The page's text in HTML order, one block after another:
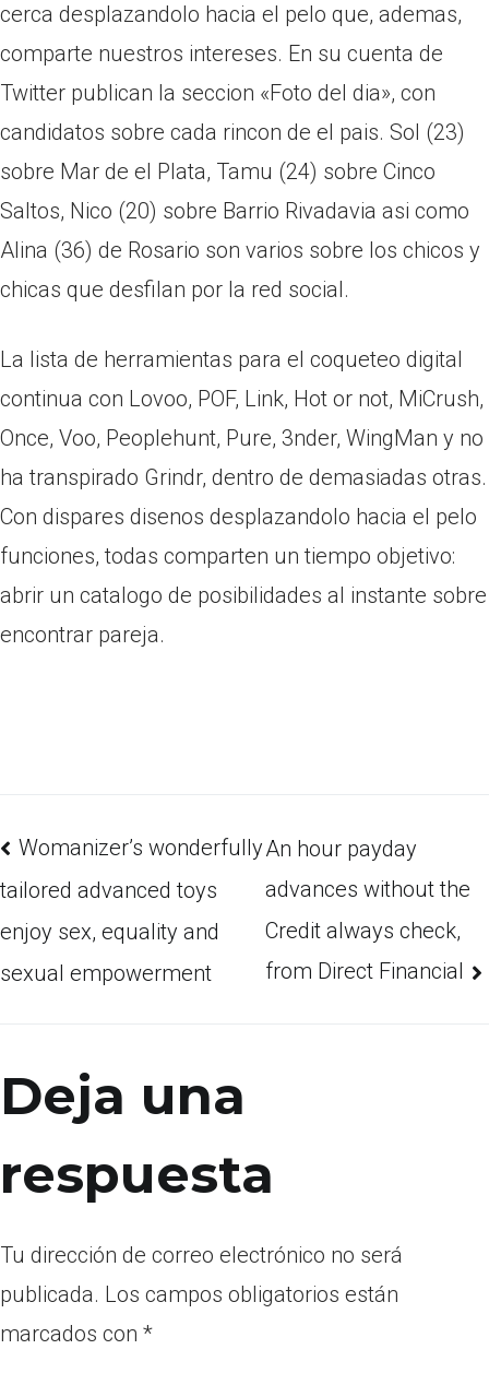
cerca desplazandolo hacia el pelo que, ademas,
comparte nuestros intereses. En su cuenta de
Twitter publican la seccion «Foto del dia», con
candidatos sobre cada rincon de el pais. Sol (23)
sobre Mar de el Plata, Tamu (24) sobre Cinco
Saltos, Nico (20) sobre Barrio Rivadavia asi­ como
Alina (36) de Rosario son varios sobre los chicos y
chicas que desfilan por la red social.
La lista de herramientas para el coqueteo digital
continua con Lovoo, POF, Link, Hot or not, MiCrush,
Once, Voo, Peoplehunt, Pure, 3nder, WingMan y no
ha transpirado Grindr, dentro de demasiadas otras.
Con dispares disenos desplazandolo hacia el pelo
funciones, todas comparten un tiempo objetivo:
abrir un catalogo de posibilidades al instante sobre
encontrar pareja.
Womanizer’s wonderfully
tailored advanced toys
enjoy sex, equality and
sexual empowerment
An hour payday
advances without the
Credit always check,
from Direct Financial
Deja una
respuesta
Tu dirección de correo electrónico no será
publicada. Los campos obligatorios están
marcados con *